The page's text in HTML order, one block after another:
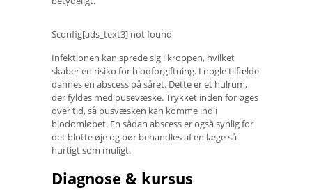
$config[ads_text3] not found
Infektionen kan sprede sig i kroppen, hvilket
skaber en risiko for blodforgiftning. I nogle tilfælde
dannes en abscess på såret. Dette er et hulrum,
der fyldes med pusevæske. Trykket inden for øges
over tid, så pusvæsken kan komme ind i
blodomløbet. En sådan abscess er også synlig for
det blotte øje og bør behandles af en læge så
hurtigt som muligt.
Diagnose & kursus